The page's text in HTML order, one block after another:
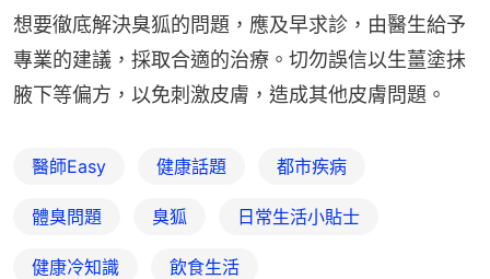
想要徹底解決臭狐的問題，應及早求診，由醫生給予
專業的建議，採取合適的治療。切勿誤信以生薑塗抺
腋下等偏方，以免刺激皮膚，造成其他皮膚問題。
醫師Easy 健康話題 都市疾病
體臭問題 臭狐 日常生活小貼士
健康冷知識 飲食生活